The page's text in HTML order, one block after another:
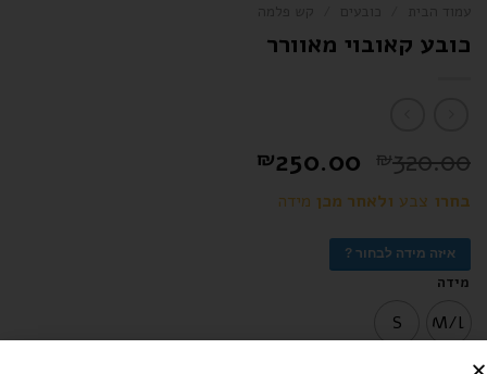
כובע קאובוי מאוורר
₪320.00
₪250.00
בחרו צבע ולאחר מכן מידה
איזה מידה לבחור ?
מידה
M/L
S